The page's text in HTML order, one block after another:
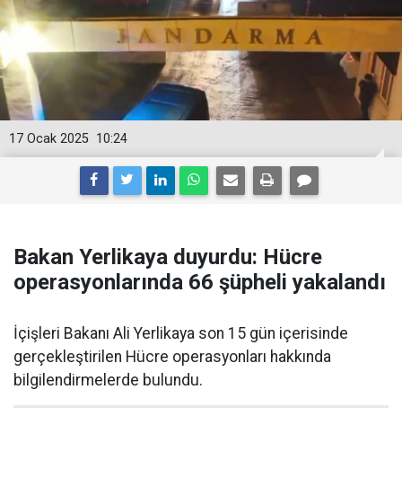
10:24
17 Ocak 2025
Bakan Yerlikaya duyurdu: Hücre
operasyonlarında 66 şüpheli yakalandı
İçişleri Bakanı Ali Yerlikaya son 15 gün içerisinde
gerçekleştirilen Hücre operasyonları hakkında
bilgilendirmelerde bulundu.